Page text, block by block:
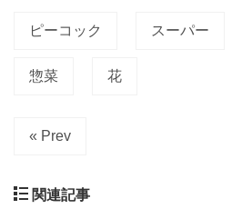
お
ゃ
で
愛
ピーコック スーパー
惣菜 花
« Prev
関連記事